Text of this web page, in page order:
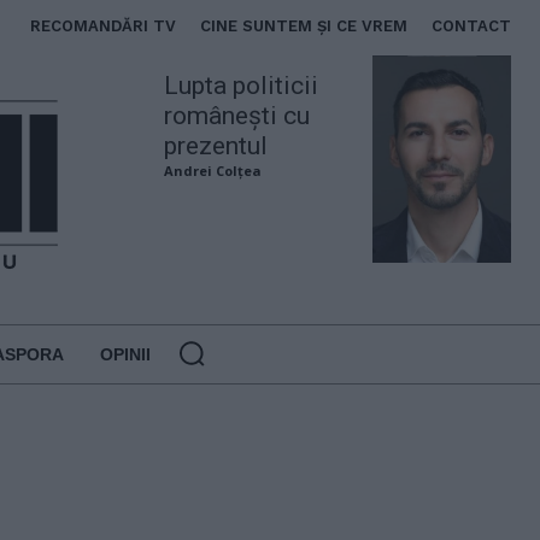
RECOMANDĂRI TV CINE SUNTEM ȘI CE VREM CONTACT
Lupta politicii
românești cu
prezentul
Andrei Colțea
OPINII